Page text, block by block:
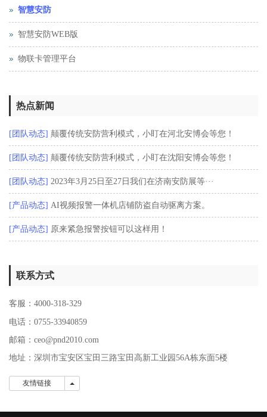
智慧安防
智慧安防WEB版
物联卡管理平台
热点新闻
[团队动态] 颠覆传统安防营利模式，小盯在河北安博会等您！
[团队动态] 颠覆传统安防营利模式，小盯在沈阳安博会等您！
[团队动态] 2023年3月25日至27日我们在济南安防展等···
[产品动态] AI视频报警一体机店铺防盗自动驱离方案。
[产品动态] 原来紧急报警按钮可以这样用！
联系方式
客服：4000-318-329
电话：0755-33940859
邮箱：ceo@pnd2010.com
地址：深圳市宝安区宝田三路宝田高新工业园56A栋东面5楼
友情链接 友情链接